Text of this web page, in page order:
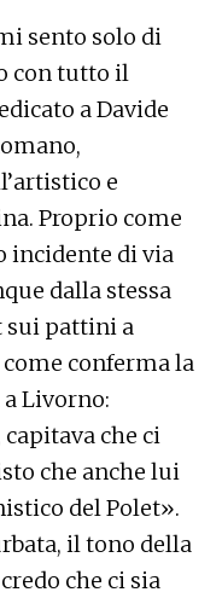
sento solo di
con tutto il
a Davide
e
Proprio come
incidente di via
dalla stessa
sui pattini a
conferma la
Livorno:
che ci
che anche lui
del Polet».
il tono della
che ci sia